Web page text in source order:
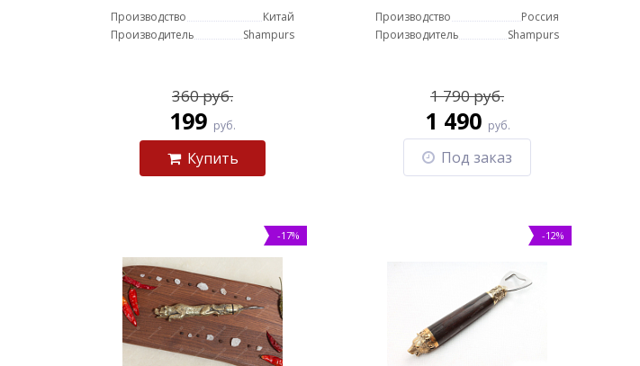
Производство
Китай
Производитель
Shampurs
360 руб.
199 руб.
Купить
Производство
Россия
Производитель
Shampurs
1 790 руб.
1 490 руб.
Под заказ
-17% -12%